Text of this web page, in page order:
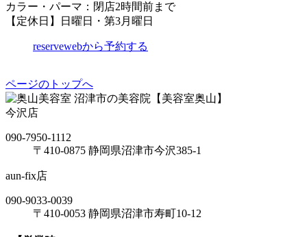
カラー・パーマ：閉店2時間前まで
【定休日】日曜日・第3月曜日
reservewebから予約する
ページのトップへ
沼津市の美容院【美容室奥山】
今沢店
090-7950-1112
〒410-0875 静岡県沼津市今沢385-1
aun-fix店
090-9033-0039
〒410-0053 静岡県沼津市寿町10-12